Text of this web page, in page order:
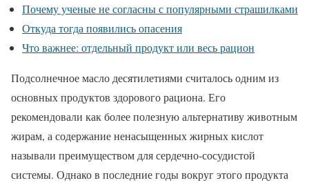
Почему ученые не согласны с популярными страшилками
Откуда тогда появились опасения
Что важнее: отдельный продукт или весь рацион
Подсолнечное масло десятилетиями считалось одним из
основных продуктов здорового рациона. Его
рекомендовали как более полезную альтернативу животным
жирам, а содержание ненасыщенных жирных кислот
называли преимуществом для сердечно-сосудистой
системы. Однако в последние годы вокруг этого продукта